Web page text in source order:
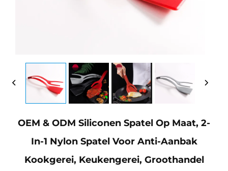
OEM & ODM Siliconen Spatel Op Maat, 2-
In-1 Nylon Spatel Voor Anti-Aanbak
Kookgerei, Keukengerei, Groothandel